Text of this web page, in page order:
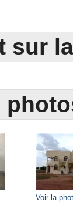
sur
Voir la